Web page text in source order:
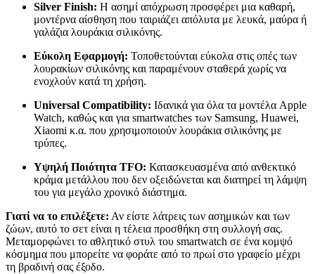
Silver Finish: Η ασημί απόχρωση προσφέρει μια καθαρή,
μοντέρνα αίσθηση που ταιριάζει απόλυτα με λευκά, μαύρα ή
γαλάζια λουράκια σιλικόνης.
Εύκολη Εφαρμογή: Τοποθετούνται εύκολα στις οπές των
λουρακίων σιλικόνης και παραμένουν σταθερά χωρίς να
ενοχλούν κατά τη χρήση.
Universal Compatibility: Ιδανικά για όλα τα μοντέλα Apple
Watch, καθώς και για smartwatches των Samsung, Huawei,
Xiaomi κ.α. που χρησιμοποιούν λουράκια σιλικόνης με
τρύπες.
Υψηλή Ποιότητα TFO: Κατασκευασμένα από ανθεκτικό
κράμα μετάλλου που δεν οξειδώνεται και διατηρεί τη λάμψη
του για μεγάλο χρονικό διάστημα.
Γιατί να το επιλέξετε: Αν είστε λάτρεις των ασημικών και των
ζώων, αυτό το σετ είναι η τέλεια προσθήκη στη συλλογή σας.
Μεταμορφώνει το αθλητικό στυλ του smartwatch σε ένα κομψό
κόσμημα που μπορείτε να φοράτε από το πρωί στο γραφείο μέχρι
τη βραδινή σας έξοδο.